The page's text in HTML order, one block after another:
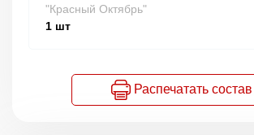
"Красный Октябрь"
1 шт
Распечатать состав